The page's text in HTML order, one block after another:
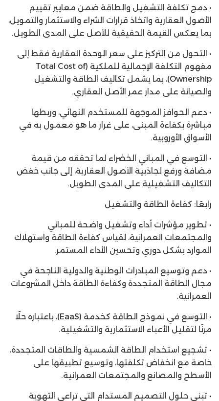
• دمج تكلفة التشغيل والطاقة ضمن معايير تقييم
الأصول العقارية واتخاذ قرارات الشراء والاستثمار والتمويل،
بما يعكس القيمة الحقيقية للأصل على المدى الطويل.
• التحول من التركيز على سعر الوحدة العقارية فقط إلى
مفهوم التكلفة الإجمالية للملكية (Total Cost of
Ownership)، بما يشمل تكاليف الطاقة والتشغيل
والصيانة على مدار عمر الأصل العقاري.
• دعم الحوافز الموجهة للمستخدم النهائي، وربطها
مباشرة بكفاءة المبنى، على غرار ما هو معمول به في
الأسواق الأوروبية.
• التوسع في المباني الخضراء لما تحققه من قيمة
مضافة ورفع لجاذبية الأصول العقارية، إلى جانب خفض
التكاليف التشغيلية على المدى الطويل.
رابعًا: كفاءة الطاقة والتشغيل
• تطوير مؤشرات أداء وتشغيل واضحة للمباني
والمجتمعات العمرانية، لقياس كفاءة الطاقة واستهلاك
الموارد بشكل دوري وتحسين الأداء المستمر.
• دعم وتوسيع المبادرات الوطنية والدولية الناجحة في
مجال الطاقة المتجددة وكفاءة الطاقة داخل المشروعات
العمرانية.
• التوسع في نموذج الطاقة كخدمة (EaaS)، باعتباره حلًا
مرنًا لتقليل الأعباء الاستثمارية والتشغيلية.
• تشجيع استخدام الطاقة الشمسية والطاقات المتجددة،
خاصة مع انخفاض تكلفتها، وتوسيع تطبيقها على
الأسطح والمصانع والمجتمعات العمرانية.
• تبني حلول التصميم المستدام التي تراعي التهوية